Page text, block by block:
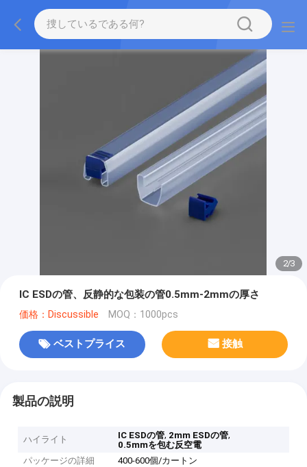
2/3
IC ESDの管、反静的な包装の管0.5mm-2mmの厚さ
価格：Discussible MOQ：1000pcs
ベストプライス 接触
製品の説明
ハイライト IC ESDの管, 2mm ESDの管,
0.5mmを包む反空電
パッケージの詳細
400-600個/カートン